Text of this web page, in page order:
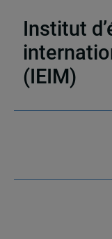
Institut
(IEIM)